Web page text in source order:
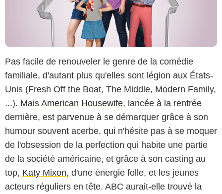
Pas facile de renouveler le genre de la comédie
familiale, d'autant plus qu'elles sont légion aux États-
Unis (Fresh Off the Boat, The Middle, Modern Family,
...). Mais American Housewife, lancée à la rentrée
dernière, est parvenue à se démarquer grâce à son
humour souvent acerbe, qui n'hésite pas à se moquer
de l'obsession de la perfection qui habite une partie
de la société américaine, et grâce à son casting au
top, Katy Mixon, d'une énergie folle, et les jeunes
acteurs réguliers en tête. ABC aurait-elle trouvé la